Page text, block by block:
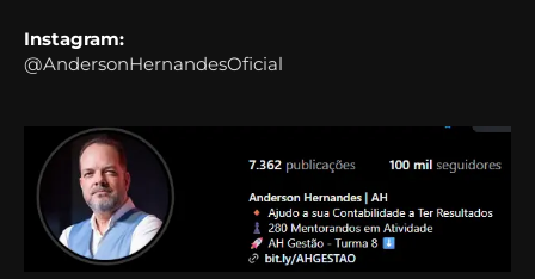
Instagram:
@AndersonHernandesOficial